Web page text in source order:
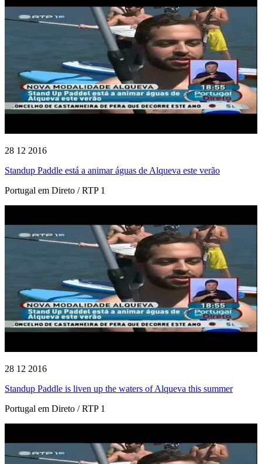
28 12 2016
Standup Paddle está a animar águas de Alqueva este verão
Portugal em Direto / RTP 1
28 12 2016
Standup Paddle is liven up the waters of Alqueva this summer
Portugal em Direto / RTP 1